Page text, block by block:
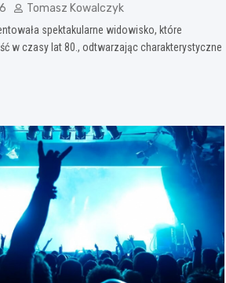
Tomasz Kowalczyk
spektakularne widowisko, które
w czasy lat 80., odtwarzając charakterystyczne